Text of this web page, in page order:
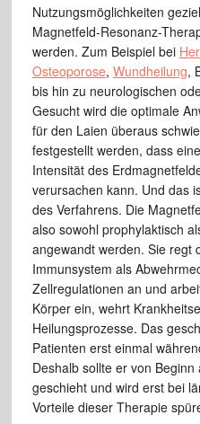
Nutzungsmöglichkeiten
Magnetfeld-Resonanz-
werden. Zum Beispiel bei
Osteoporose, Wundheilung,
bis hin zu neurologischen
Gesucht wird die optimale
für den Laien überaus
festgestellt werden, dass
Intensität des
verursachen kann. Und das
des Verfahrens. Die
also sowohl prophylaktisch
angewandt werden. Sie regt
Immunsystem als
Zellregulationen an und
Körper ein, wehrt
Heilungsprozesse. Das
Patienten erst einmal
Deshalb sollte er von
geschieht und wird erst bei
Vorteile dieser Therapie